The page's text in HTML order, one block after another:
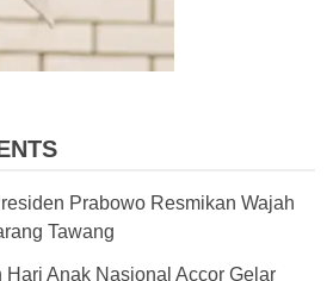
Prabowo Resmikan Wajah
Tawang
Hari Anak Nasional Accor Gelar